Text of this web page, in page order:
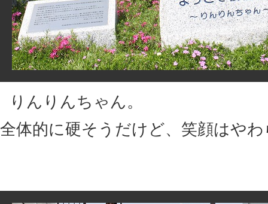
りんりんちゃん。
全体的に硬そうだけど、笑顔はや